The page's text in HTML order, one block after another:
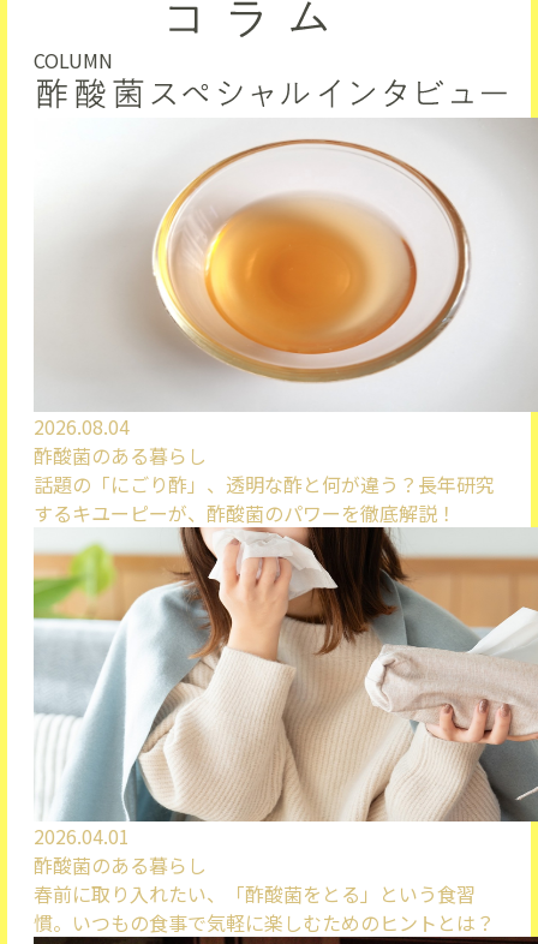
COLUMN
2026.08.04
酢酸菌のある暮らし
話題の「にごり酢」、透明な酢と何が違う？長年研究
するキユーピーが、酢酸菌のパワーを徹底解説！
2026.04.01
酢酸菌のある暮らし
春前に取り入れたい、「酢酸菌をとる」という食習
慣。いつもの食事で気軽に楽しむためのヒントとは？